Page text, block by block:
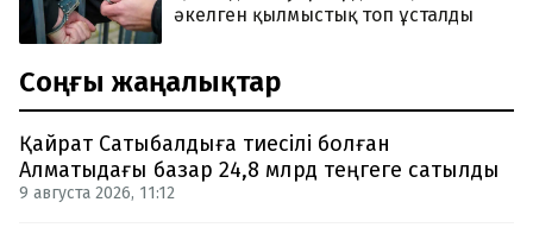
әкелген қылмыстық топ ұсталды
Соңғы жаңалықтар
Қайрат Сатыбалдыға тиесілі болған
Алматыдағы базар 24,8 млрд теңгеге сатылды
9 августа 2026, 11:12